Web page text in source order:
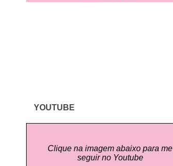
YOUTUBE
Clique na imagem abaixo para me
seguir no Youtube